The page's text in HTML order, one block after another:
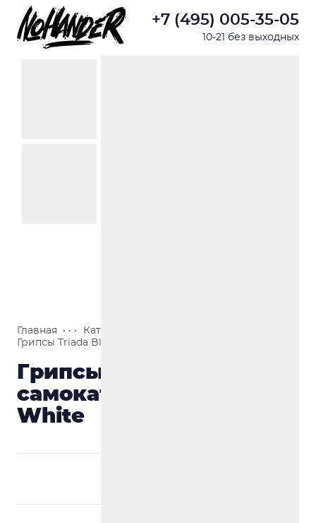
+7 (495) 005-35-05
10-21 без выходных
Главная • • • Каталог
Грипсы Triada Black White
Грипсы для трюкового
самоката Triada Black
White